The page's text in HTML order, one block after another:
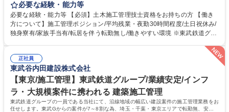
業務をお任せいたします。案件は東武グループからの受注が7～8割の為、
業績安定。休日出勤の場合も代休有りで働き方◎ 【詳細】「線路事業(東
武鉄道の路線を中心とした工事)」への配属になります。夜勤があります
ので、しっかり働いて稼ぎたい方におすすめです。 【実績】東京スカイツ
道系施工管理】土木施工管理資格保持者募集/年休122日
必要な経験・能力等
必要な経験・能力等 【必須】土木施工管理技士資格をお持ちの方 【働き
方について】施工管理ポジション/平均残業・夜勤30時間程度/土日祝休み/
独身寮有/家族手当有/転居を伴う転勤無し/働きやすい環境 ※東武鉄道グル
理システムを導入し、残業時間管理を行っており、腰を据えて長期的に就
業可能な環境です。【当社の魅力】■東武(鉄道)グループの一員であり、会
社基盤として非常に安定 ■鉄道沿線での業務のため基本的に転勤、出張無
■創業95年の安定基盤/平均勤続年数16.9年で長期的就業可 ■業者とのフラ
ンクな関係性◎(長い付き合いの業者が多いです) 学歴・資格 学歴：大学院
大学 高専 短大 専修学校 高校 語学力： 資格：1級土木施工管理技士 2級土
木施工管理技士
正社員
東武谷内田建設株式会社
【東京/施工管理】東武鉄道グループ/業績安定/インフ
ラ・大規模案件に携われる 建築施工管理
東武鉄道グループの一員である当社にて、沿線地域の幅広い建設案件の施工管理業務をお
任せします。東武Gからの案件が7～8割な為、埼玉・千葉・東京エリアで転勤無、安定